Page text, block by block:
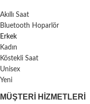
Akıllı Saat
Bluetooth Hoparlör
Erkek
Kadın
Köstekli Saat
Unisex
Yeni
MÜŞTERI HIZMETLERI